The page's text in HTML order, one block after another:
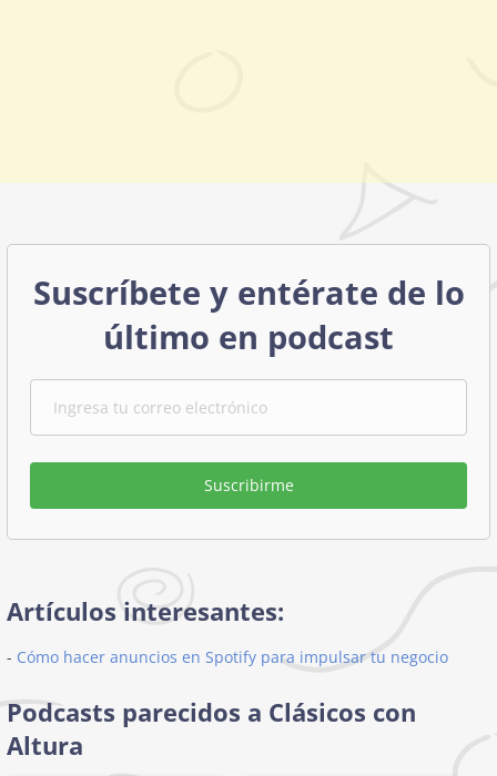
Suscríbete y entérate de lo
último en podcast
Suscribirme
Artículos interesantes:
- Cómo hacer anuncios en Spotify para impulsar tu negocio
Podcasts parecidos a Clásicos con
Altura